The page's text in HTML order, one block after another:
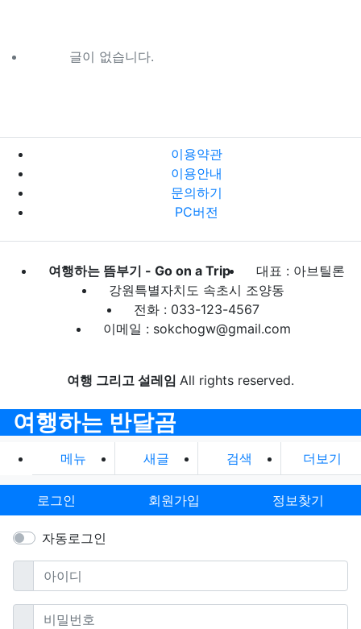
글이 없습니다.
이용약관
이용안내
문의하기
PC버전
여행하는 뜸부기 - Go on a Trip
대표 : 아브틸론
강원특별자치도 속초시 조양동
전화 : 033-123-4567
이메일 : sokchogw@gmail.com
여행 그리고 설레임 All rights reserved.
여행하는 반달곰
메뉴 새글 검색 더보기
로그인 회원가입 정보찾기
자동로그인
아이디필수
비밀번호필수